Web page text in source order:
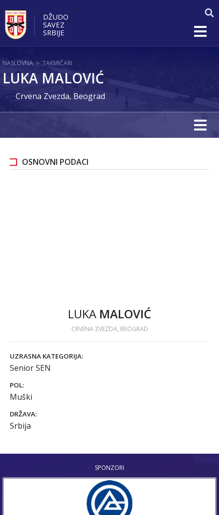
DŽUDO
SAVEZ
SRBIJE
NASLOVNA > TAKMIČARI
LUKA MALOVIĆ
Crvena Zvezda, Beograd
OSNOVNI PODACI
LUKA MALOVIĆ
CRVENA ZVEZDA, BEOGRAD
UZRASNA KATEGORIJA:
Senior SEN
POL:
Muški
DRŽAVA:
Srbija
SPONZORI